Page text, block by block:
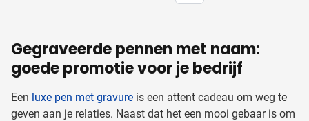
Gegraveerde pennen met naam:
goede promotie voor je bedrijf
Een luxe pen met gravure is een attent cadeau om weg te
geven aan je relaties. Naast dat het een mooi gebaar is om